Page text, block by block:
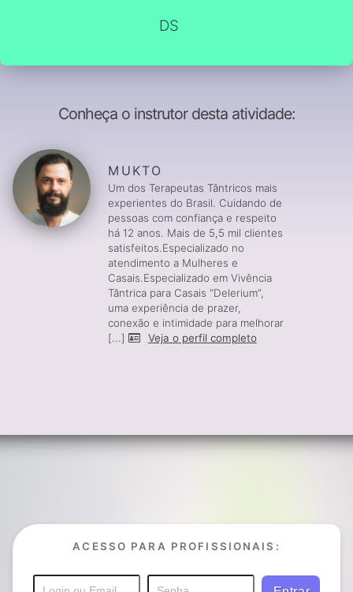
DS
Conheça o instrutor desta atividade:
MUKTO
Um dos Terapeutas Tântricos mais
experientes do Brasil. Cuidando de
pessoas com confiança e respeito
há 12 anos. Mais de 5,5 mil clientes
satisfeitos.Especializado no
atendimento a Mulheres e
Casais.Especializado em Vivência
Tântrica para Casais “Delerium”,
uma experiência de prazer,
conexão e intimidade para melhorar
[...]
Veja o perfil completo
ACESSO PARA PROFISSIONAIS: